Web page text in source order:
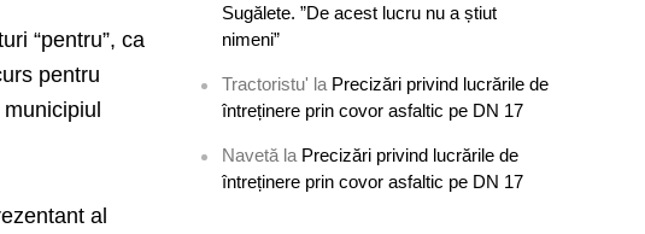
“pentru”, ca
pentru
al
Sugălete. ”De acest lucru nu a știut
nimeni”
Tractoristu' la Precizări privind lucrările de
întreținere prin covor asfaltic pe DN 17
Navetă la Precizări privind lucrările de
întreținere prin covor asfaltic pe DN 17